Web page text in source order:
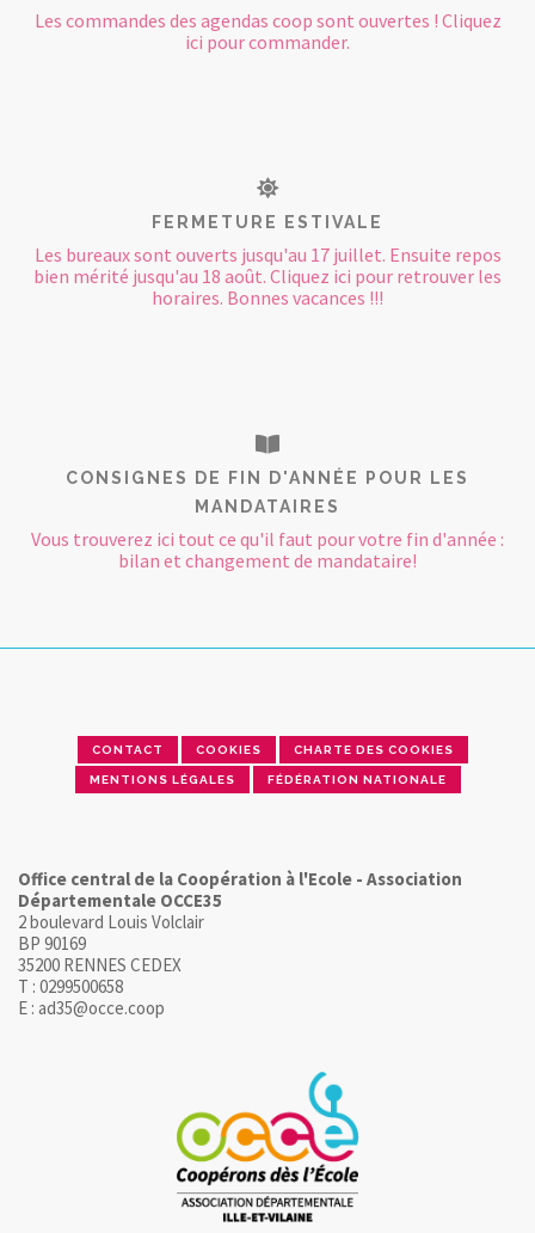
Les commandes des agendas coop sont ouvertes ! Cliquez
ici pour commander.
FERMETURE ESTIVALE
Les bureaux sont ouverts jusqu'au 17 juillet. Ensuite repos
bien mérité jusqu'au 18 août. Cliquez ici pour retrouver les
horaires. Bonnes vacances !!!
CONSIGNES DE FIN D'ANNÉE POUR LES
MANDATAIRES
Vous trouverez ici tout ce qu'il faut pour votre fin d'année :
bilan et changement de mandataire!
CONTACT COOKIES CHARTE DES COOKIES
MENTIONS LÉGALES FÉDÉRATION NATIONALE
Office central de la Coopération à l'Ecole - Association
Départementale OCCE35
2 boulevard Louis Volclair
BP 90169
35200 RENNES CEDEX
T : 0299500658
E : ad35@occe.coop